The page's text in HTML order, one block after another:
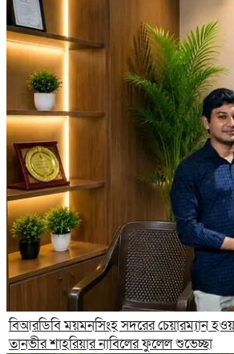
বিআরডিবি ময়মনসিংহ সদরের চেয়ারম্যান
তানভীর শাহরিয়ার নাবিলের ফুলেল শুভেচ্ছা